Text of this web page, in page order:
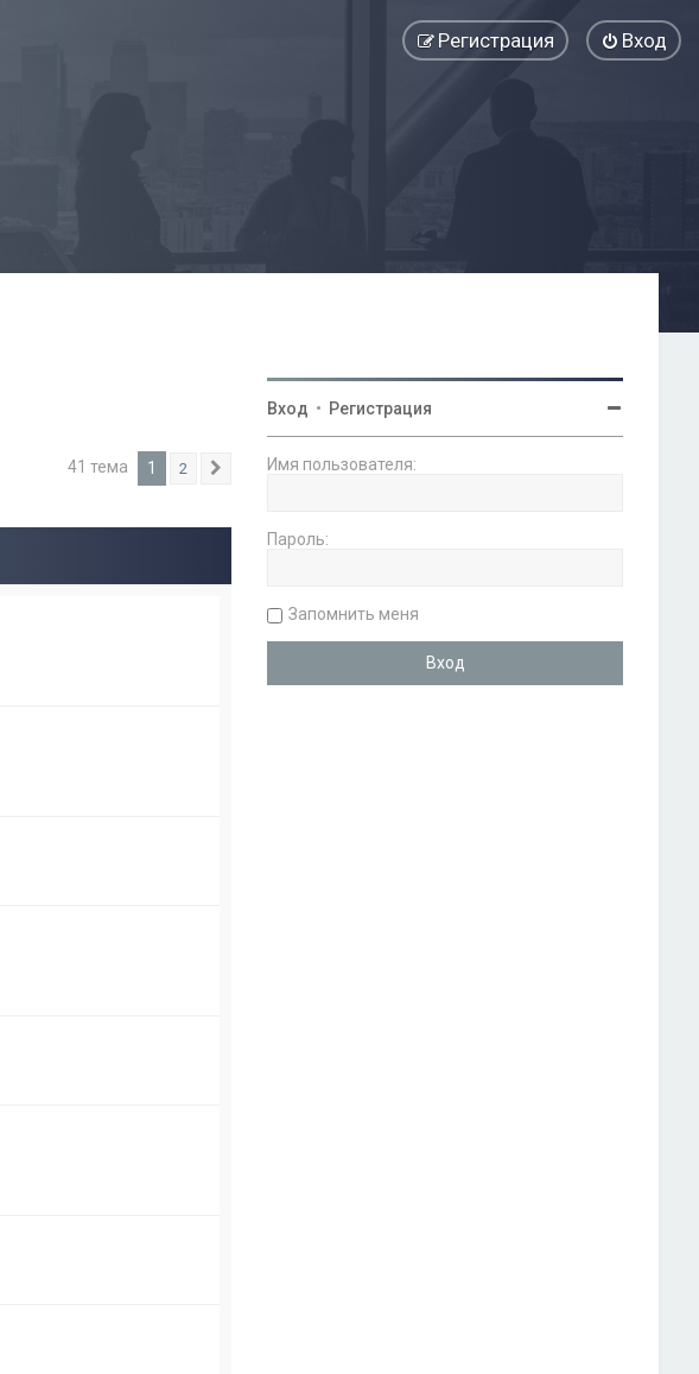
Вход
Регистрация
41 тема 1 2 След.
Вход • Регистрация
Имя пользователя:
Пароль:
Запомнить меня